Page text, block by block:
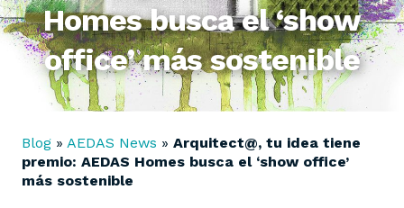
Homes busca el ‘show
office’ más sostenible
Blog » AEDAS News » Arquitect@, tu idea tiene
premio: AEDAS Homes busca el ‘show office’
más sostenible